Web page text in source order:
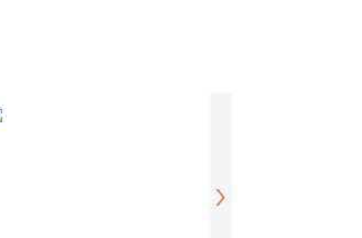
A
este prazo, multa diária de›